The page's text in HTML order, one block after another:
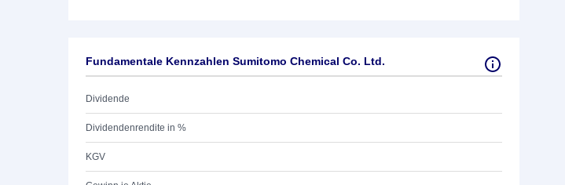
Fundamentale Kennzahlen Sumitomo Chemical Co. Ltd.
Dividende
Dividendenrendite in %
KGV